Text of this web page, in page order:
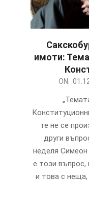
имоти:
ON:
те не се
други
неделя Симеон
е този
и това с неща,